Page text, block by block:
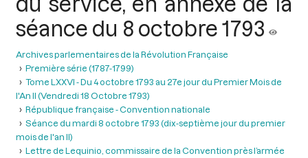
séance du 8 octobre 1793
Archives parlementaires de la Révolution Française
Première série (1787-1799)
Tome LXXVI - Du 4 octobre 1793 au 27e jour du Premier Mois de
l'An II (Vendredi 18 Octobre 1793)
République française - Convention nationale
Séance du mardi 8 octobre 1793 (dix-septième jour du premier
mois de l'an II)
Lettre de Lequinio, commissaire de la Convention près l’armée